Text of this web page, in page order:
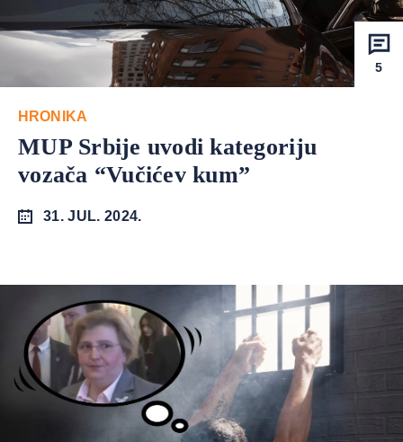
5
HRONIKA
MUP Srbije uvodi kategoriju
vozača “Vučićev kum”
31. JUL. 2024.